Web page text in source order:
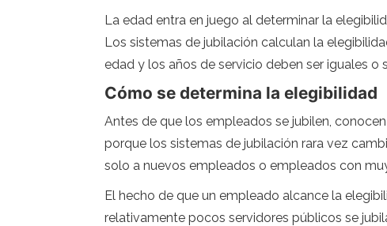
La edad entra en juego al determinar la
Los sistemas de jubilación calculan la
edad y los años de servicio deben ser iguales
Cómo se determina la elegibilidad
Antes de que los empleados se jubilen,
porque los sistemas de jubilación rara vez
solo a nuevos empleados o empleados con
El hecho de que un empleado alcance la
relativamente pocos servidores públicos se